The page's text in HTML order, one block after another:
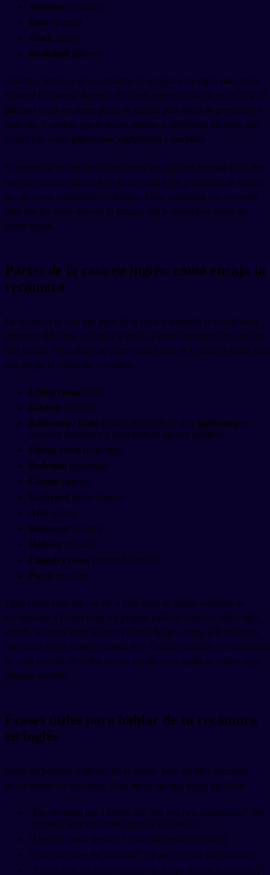
Window (ventana)
Door (puerta)
Clock (reloj)
Bookshelf (librero)
¿Cuántos términos de vocabulario de recámara en inglés para niños
existen? Realmente depende del nivel, pero una lista de entre 10 y 15
palabras es un excelente punto de partida para niños de preescolar y
primaria. A medida que avanzan, puedes ir agregando palabras más
específicas como pillowcase, nightstand o curtains.
Si buscas un vocabulario de recámara en inglés en formato PDF, hay
muchos recursos gratuitos en línea creados por profesores de idioma
que incluyen ilustraciones coloridas. Estos materiales son perfectos
para que los niños asocien la imagen con la palabra en inglés de
forma visual.
Partes de la casa en inglés: cómo encaja la
recámara
La recámara es solo una parte de la casa, y aprender el vocabulario
completo del hogar en inglés te ayuda a tener conversaciones mucho
más fluidas. Aquí tienes las partes principales de la casa en inglés para
que tengas el panorama completo:
Living room (sala)
Kitchen (cocina)
Bathroom / Baño (baño): En inglés se dice bathroom en
contexto doméstico y restroom en lugares públicos.
Dining room (comedor)
Bedroom (recámara)
Garage (garaje)
Backyard (patio trasero)
Attic (ático)
Basement (sótano)
Hallway (pasillo)
Laundry room (cuarto de lavado)
Porch (porche)
Fíjate cómo cada espacio de la casa tiene su propio conjunto de
vocabulario. El baño tiene sus propias palabras (shower, toilet, sink,
towel), la cocina tiene las suyas (stove, fridge, oven), y la recámara
tiene todo lo que hemos cubierto hoy. Cuando dominas el vocabulario
de cada espacio, describir tu casa completa en inglés se vuelve algo
bastante sencillo.
Frases útiles para hablar de tu recámara
en inglés
Saber las palabras individuales es genial, pero también necesitas
poder usarlas en oraciones. Aquí tienes algunas frases prácticas:
"My bedroom has a queen-size bed and two nightstands." (Mi
recámara tiene una cama queen y dos burós.)
"I need to make the bed." (Necesito tender la cama.)
"Can you close the curtains?" (¿Puedes cerrar las cortinas?)
"The clothes are in the dresser." (La ropa está en la cómoda.)